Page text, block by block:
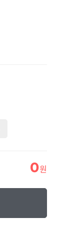
0원